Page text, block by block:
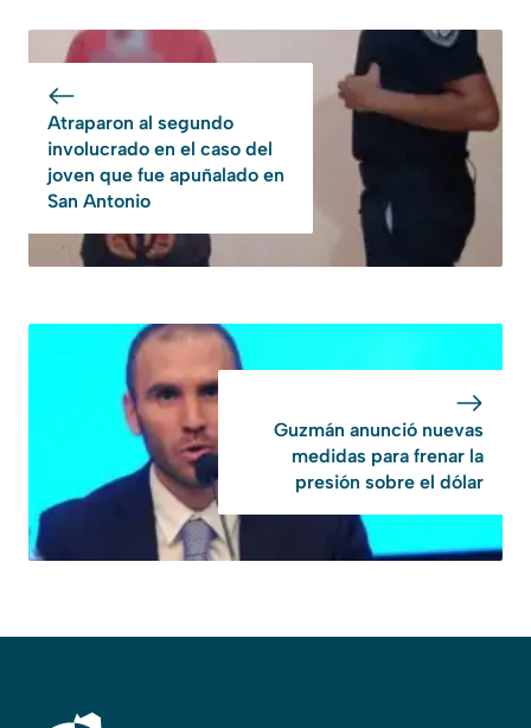
Atraparon al segundo
involucrado en el caso del
joven que fue apuñalado en
San Antonio
Guzmán anunció nuevas
medidas para frenar la
presión sobre el dólar